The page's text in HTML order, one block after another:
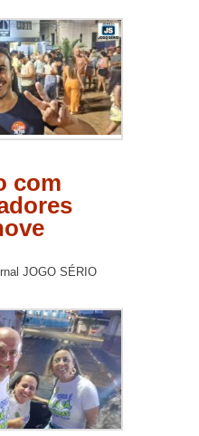
com
JOGO SÉRIO